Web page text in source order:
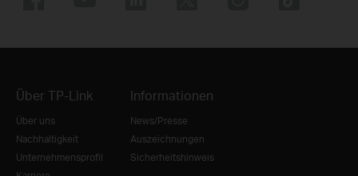
Über TP-Link
Über uns
Nachhaltigkeit
Unternehmensprofil
Informationen
News/Presse
Auszeichnungen
Sicherheitshinweis